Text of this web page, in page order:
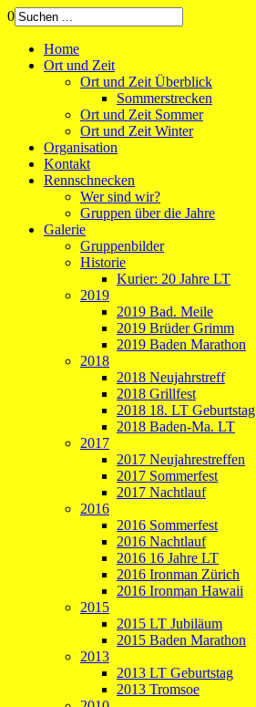
0
Home
Ort und Zeit
Ort und Zeit Überblick
Sommerstrecken
Ort und Zeit Sommer
Ort und Zeit Winter
Organisation
Kontakt
Rennschnecken
Wer sind wir?
Gruppen über die Jahre
Galerie
Gruppenbilder
Historie
Kurier: 20 Jahre LT
2019
2019 Bad. Meile
2019 Brüder Grimm
2019 Baden Marathon
2018
2018 Neujahrstreff
2018 Grillfest
2018 18. LT Geburtstag
2018 Baden-Ma. LT
2017
2017 Neujahrestreffen
2017 Sommerfest
2017 Nachtlauf
2016
2016 Sommerfest
2016 Nachtlauf
2016 16 Jahre LT
2016 Ironman Zürich
2016 Ironman Hawaii
2015
2015 LT Jubiläum
2015 Baden Marathon
2013
2013 LT Geburtstag
2013 Tromsoe